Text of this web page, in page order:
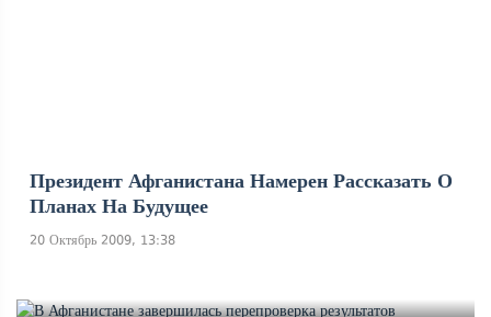
Президент Афганистана Намерен Рассказать О
Планах На Будущее
20 Октябрь 2009, 13:38